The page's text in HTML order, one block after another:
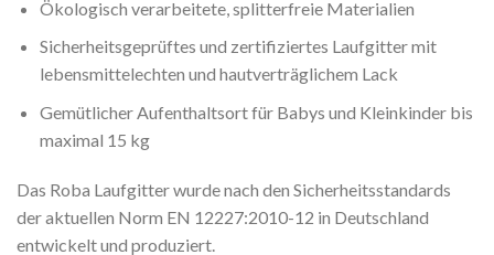
Ökologisch verarbeitete, splitterfreie Materialien
Sicherheitsgeprüftes und zertifiziertes Laufgitter mit
lebensmittelechten und hautverträglichem Lack
Gemütlicher Aufenthaltsort für Babys und Kleinkinder bis
maximal 15 kg
Das Roba Laufgitter wurde nach den Sicherheitsstandards
der aktuellen Norm EN 12227:2010-12 in Deutschland
entwickelt und produziert.